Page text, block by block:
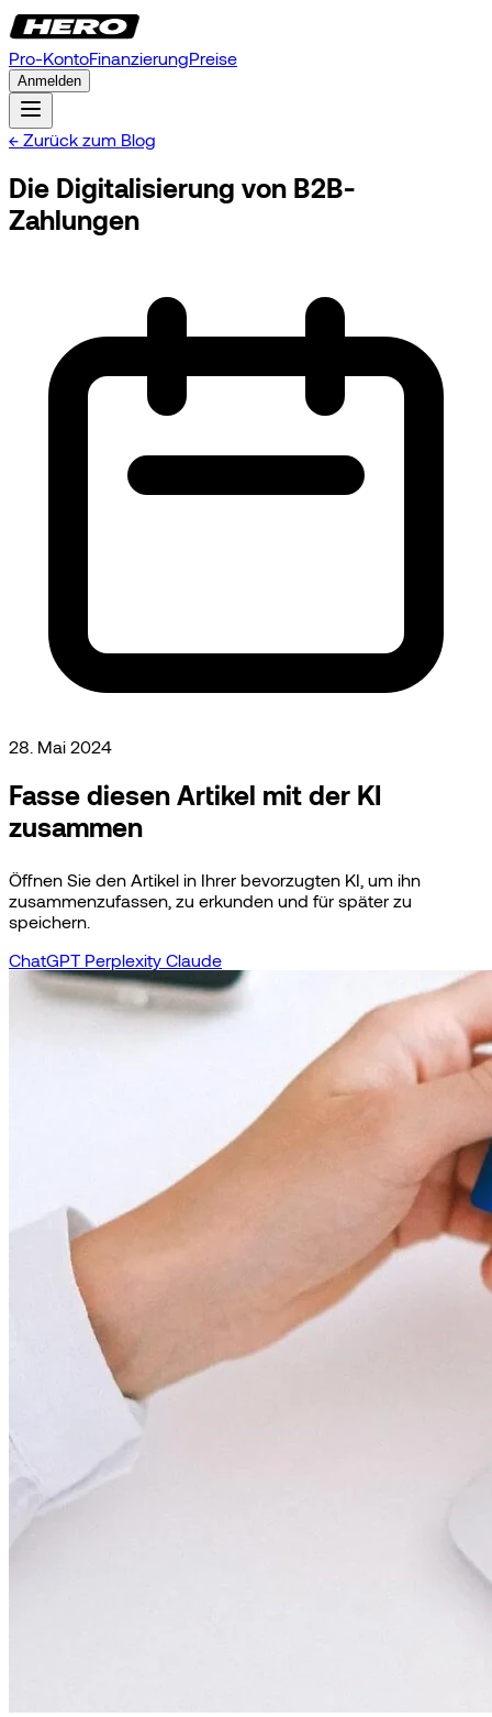
Pro-KontoFinanzierungPreise
Anmelden
← Zurück zum Blog
Die Digitalisierung von B2B-
Zahlungen
28. Mai 2024
Fasse diesen Artikel mit der KI
zusammen
Öffnen Sie den Artikel in Ihrer bevorzugten KI, um ihn
zusammenzufassen, zu erkunden und für später zu
speichern.
ChatGPT Perplexity Claude